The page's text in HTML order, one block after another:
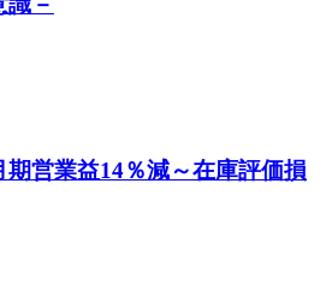
期営業益14％減～在庫評価損